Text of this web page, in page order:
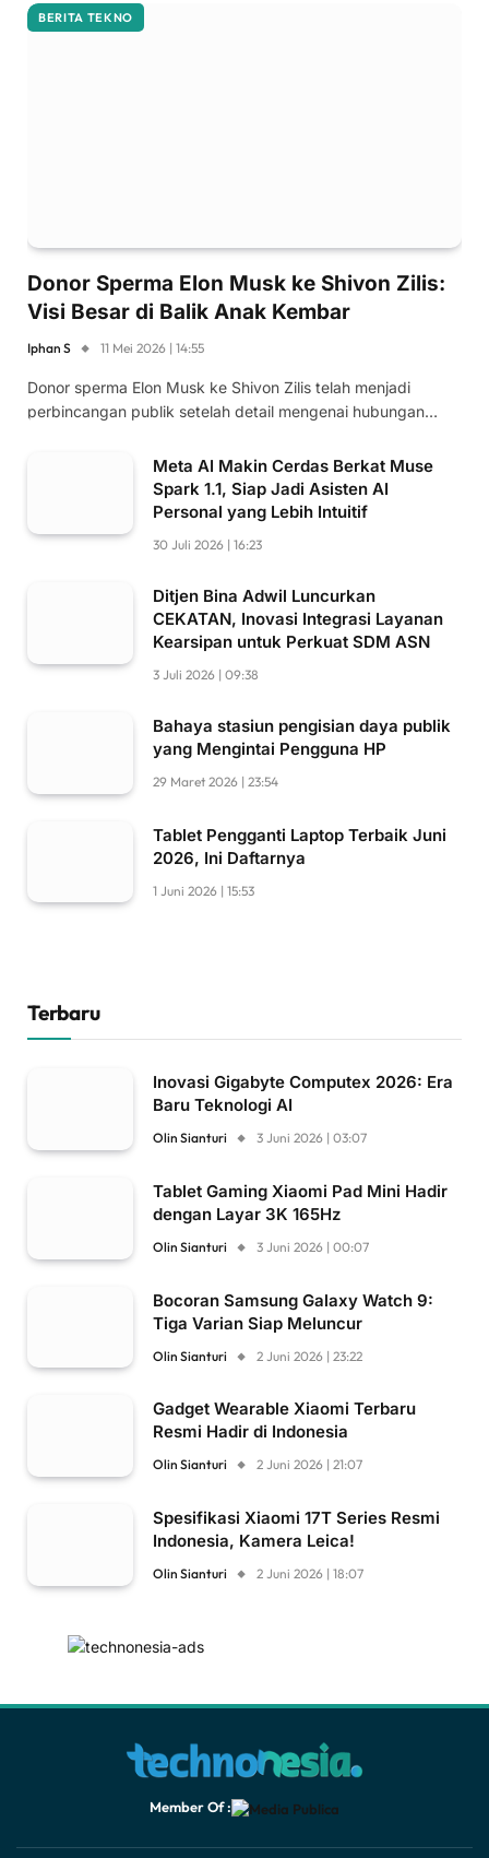
BERITA TEKNO
Donor Sperma Elon Musk ke Shivon Zilis:
Visi Besar di Balik Anak Kembar
Iphan S 11 Mei 2026 | 14:55
Donor sperma Elon Musk ke Shivon Zilis telah menjadi
perbincangan publik setelah detail mengenai hubungan…
Meta AI Makin Cerdas Berkat Muse
Spark 1.1, Siap Jadi Asisten AI
Personal yang Lebih Intuitif
30 Juli 2026 | 16:23
Ditjen Bina Adwil Luncurkan
CEKATAN, Inovasi Integrasi Layanan
Kearsipan untuk Perkuat SDM ASN
3 Juli 2026 | 09:38
Bahaya stasiun pengisian daya publik
yang Mengintai Pengguna HP
29 Maret 2026 | 23:54
Tablet Pengganti Laptop Terbaik Juni
2026, Ini Daftarnya
1 Juni 2026 | 15:53
Terbaru
Inovasi Gigabyte Computex 2026: Era
Baru Teknologi AI
Olin Sianturi 3 Juni 2026 | 03:07
Tablet Gaming Xiaomi Pad Mini Hadir
dengan Layar 3K 165Hz
Olin Sianturi 3 Juni 2026 | 00:07
Bocoran Samsung Galaxy Watch 9:
Tiga Varian Siap Meluncur
Olin Sianturi 2 Juni 2026 | 23:22
Gadget Wearable Xiaomi Terbaru
Resmi Hadir di Indonesia
Olin Sianturi 2 Juni 2026 | 21:07
Spesifikasi Xiaomi 17T Series Resmi
Indonesia, Kamera Leica!
Olin Sianturi 2 Juni 2026 | 18:07
Member Of :